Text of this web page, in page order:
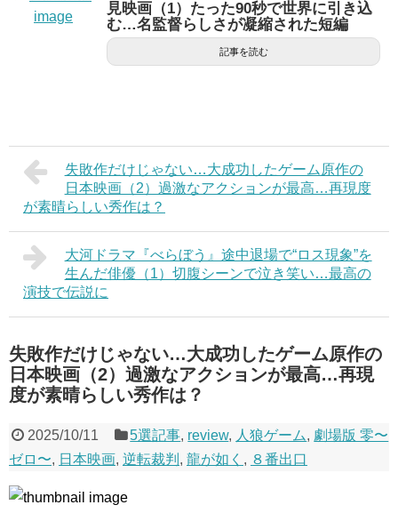
見映画（1）たった90秒で世界に引き込
む…名監督らしさが凝縮された短編
記事を読む
失敗作だけじゃない…大成功したゲーム原作の
日本映画（2）過激なアクションが最高…再現度
が素晴らしい秀作は？
大河ドラマ『べらぼう』途中退場で“ロス現象”を
生んだ俳優（1）切腹シーンで泣き笑い…最高の
演技で伝説に
失敗作だけじゃない…大成功したゲーム原作の
日本映画（2）過激なアクションが最高…再現
度が素晴らしい秀作は？
2025/10/11 5選記事, review, 人狼ゲーム, 劇場版 零〜
ゼロ〜, 日本映画, 逆転裁判 , 龍が如く , ８番出口